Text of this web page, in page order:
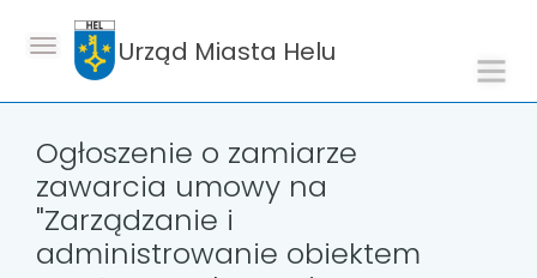
Urząd Miasta Helu
Ogłoszenie o zamiarze
zawarcia umowy na
"Zarządzanie i
administrowanie obiektem